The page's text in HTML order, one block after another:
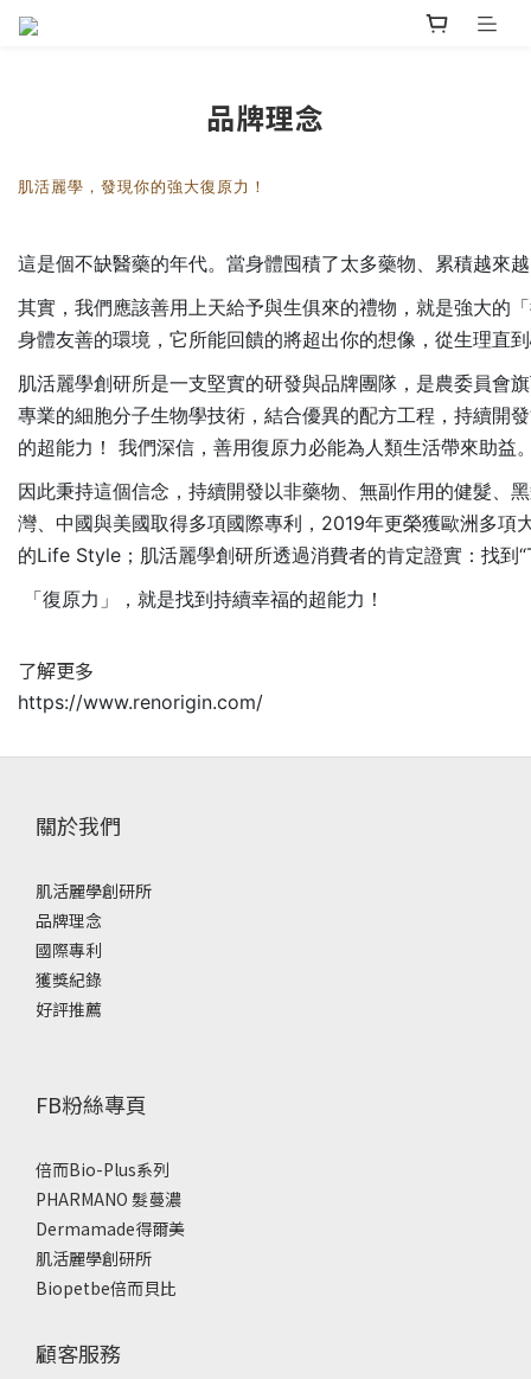
品牌理念
肌活麗學，發現你的強大復原力！
這是個不缺醫藥的年代。當身體囤積了太多藥物、累積越來
其實，我們應該善用上天給予與生俱來的禮物，就是強大的
身體友善的環境，它所能回饋的將超出你的想像，從生理直
肌活麗學創研所是一支堅實的研發與品牌團隊，是農委員會
專業的細胞分子生物學技術，結合優異的配方工程，持續開
的超能力！ 我們深信，善用復原力必能為人類生活帶來助益
因此秉持這個信念，持續開發以非藥物、無副作用的健髮、
灣、中國與美國取得多項國際專利，2019年更榮獲歐洲多項
的Life Style；肌活麗學創研所透過消費者的肯定證實：找到
「復原力」，就是找到持續幸福的超能力！
了解更多
https://www.renorigin.com/
關於我們
肌活麗學創研所
品牌理念
國際專利
獲獎紀錄
好評推薦
FB粉絲專頁
倍而Bio-Plus系列
PHARMANO 髮蔓濃
Dermamade得爾美
肌活麗學創研所
Biopetbe倍而貝比
顧客服務